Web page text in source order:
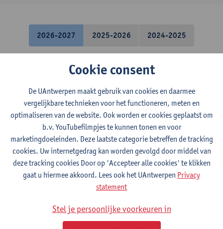
2026-2027 2025-2026 2024-2025
Motorisch leren en ontwikkeling
Bachelor in de revalidatiewetenschappen en de
kinesitherapie
Masterproef Revaki: deel 1
Master in de revalidatiewetenschappen en de kinesitherapie
Master in de revalidatiewetenschappen en de kinesitherapie
Master in de revalidatiewetenschappen en de kinesitherapie
Master in de revalidatiewetenschappen en de kinesitherapie
Masterproef Revaki: deel 2
Cookie consent
De UAntwerpen maakt gebruik van cookies en daarmee
vergelijkbare technieken voor het functioneren, meten en
optimaliseren van de website. Ook worden er cookies geplaatst om
b.v. YouTubefilmpjes te kunnen tonen en voor
marketingdoeleinden. Deze laatste categorie betreffen de tracking
cookies. Uw internetgedrag kan worden gevolgd door middel van
deze tracking cookies Door op 'Accepteer alle cookies' te klikken
gaat u hiermee akkoord. Lees ook het UAntwerpen Privacy
statement
Stel je persoonlijke voorkeuren in